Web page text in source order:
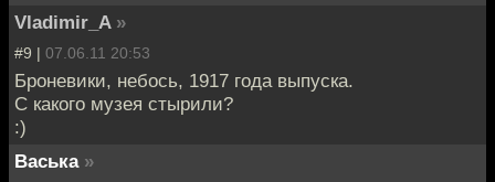
Vladimir_A »
#9 | 07.06.11 20:53
Броневики, небось, 1917 года выпуска.
С какого музея стырили?
:)
Васька »